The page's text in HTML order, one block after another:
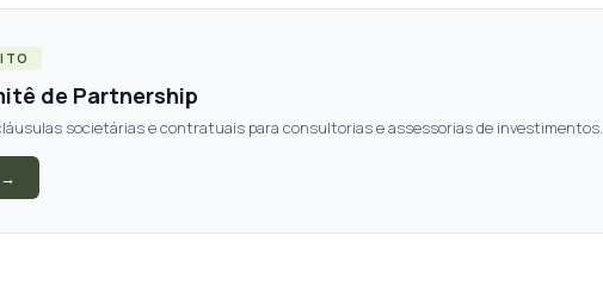
de Partnership
societárias e contratuais para consultorias e assessorias de investimentos.
→